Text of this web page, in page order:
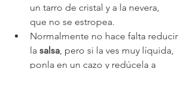
un tarro de cristal y a la nevera,
que no se estropea.
Normalmente no hace falta reducir
la salsa, pero si la ves muy líquida,
ponla en un cazo y redúcela a